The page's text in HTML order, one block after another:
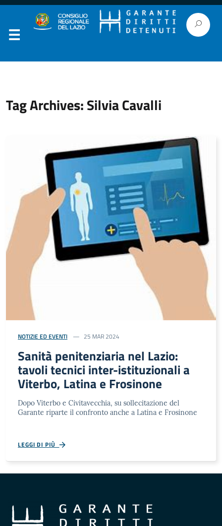
Tag Archives: Silvia Cavalli
NOTIZIE ED EVENTI 25 MAR 2024
Sanità penitenziaria nel Lazio:
tavoli tecnici inter-istituzionali a
Viterbo, Latina e Frosinone
Dopo Viterbo e Civitavecchia, su sollecitazione del
Garante riparte il confronto anche a Latina e Frosinone
LEGGI DI PIÙ